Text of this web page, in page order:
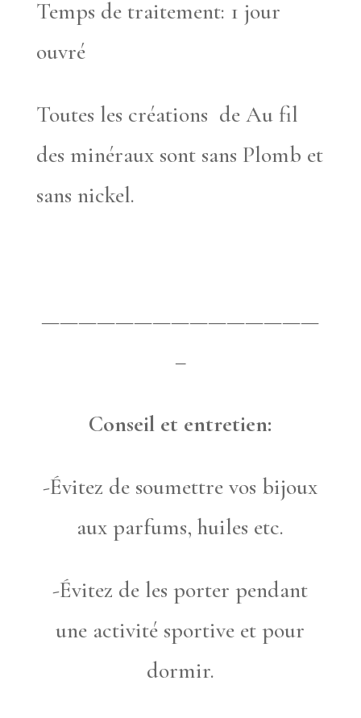
Temps de traitement: 1 jour
ouvré
Toutes les créations de Au fil
des minéraux sont sans Plomb et
sans nickel.
———————————————
–
Conseil et entretien:
-Évitez de soumettre vos bijoux
aux parfums, huiles etc.
-Évitez de les porter pendant
une activité sportive et pour
dormir.